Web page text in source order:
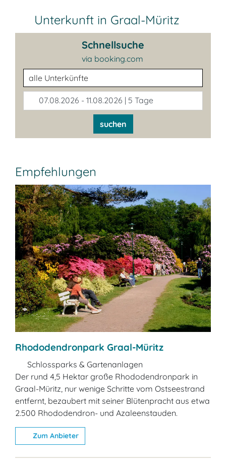
Unterkunft in Graal-Müritz
Schnellsuche
via booking.com
Unterkunftsart
07.08.2026 - 11.08.2026 | 5 Tage
suchen
Empfehlungen
Rhododendronpark Graal-Müritz
Schlossparks & Gartenanlagen
Der rund 4,5 Hektar große Rhododendronpark in
Graal-Müritz, nur wenige Schritte vom Ostseestrand
entfernt, bezaubert mit seiner Blütenpracht aus etwa
2.500 Rhododendron- und Azaleenstauden.
Zum Anbieter